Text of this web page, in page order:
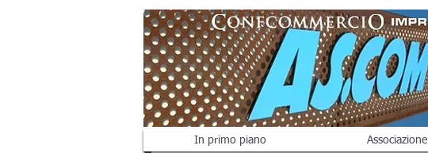
In primo piano Associazione